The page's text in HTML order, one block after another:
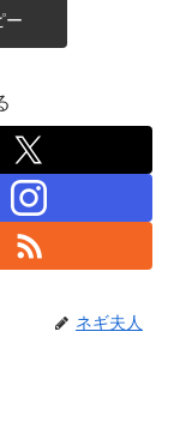
ー
ネギ夫人